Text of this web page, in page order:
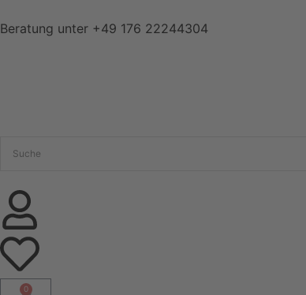
Beratung unter +49 176 22244304
0